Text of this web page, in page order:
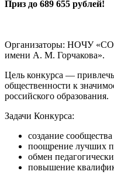
Приз до 689 655 рублей!
Организаторы: НОЧУ
имени А. М. Горчакова».
Цель конкурса —
общественности к
российского образования.
Задачи Конкурса:
создание
поощрение лучших
обмен
повышение